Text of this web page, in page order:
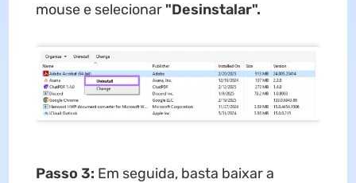
mouse e selecionar "Desinstalar".
Passo 3: Em seguida, basta baixar a